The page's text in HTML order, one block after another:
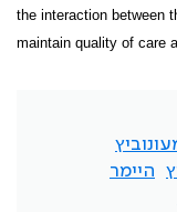
the interaction between
maintain quality of care
היימר